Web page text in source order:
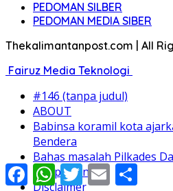
PEDOMAN SILBER
PEDOMAN MEDIA SIBER
Thekalimantanpost.com | All
Fairuz Media Teknologi
#146 (tanpa judul)
ABOUT
Babinsa koramil kota
Bendera
Bahas masalah Pilkades
sampaikan ini;
Disclaimer
FacebookWhatsApp
TwitterEmail